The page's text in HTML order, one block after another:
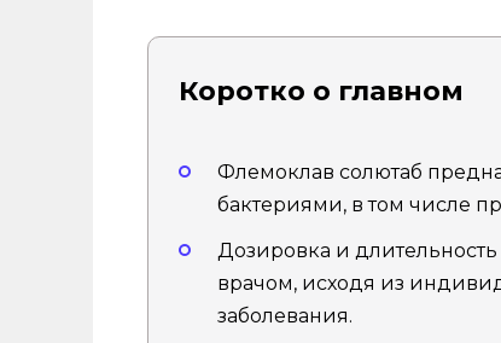
Коротко о главном
Флемоклав солютаб
бактериями, в том числе
Дозировка и
врачом, исходя из
заболевания.